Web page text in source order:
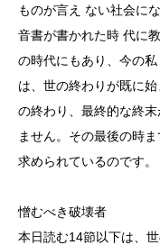
ものが言え ない社会に
音書が書かれた時 代に
の時代にもあり、今の
は、世の終わりが既に
の終わり、最終的な終
ません。その最後の時
求められているのです。
憎むべき破壊者
本日読む14節以下は、